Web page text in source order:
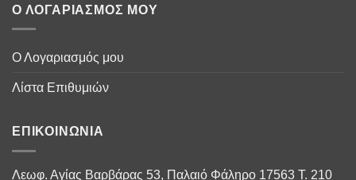
Ο ΛΟΓΑΡΙΑΣΜΌΣ ΜΟΥ
Ο Λογαριασμός μου
Λίστα Επιθυμιών
ΕΠΙΚΟΙΝΩΝΊΑ
Λεωφ. Αγίας Βαρβάρας 53, Παλαιό Φάληρο 17563 Τ. 210